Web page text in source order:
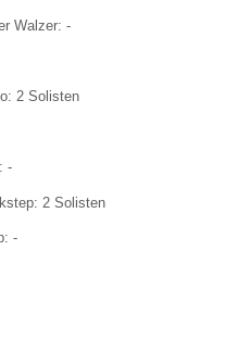
Walzer: -
2 Solisten
-
2 Solisten
-